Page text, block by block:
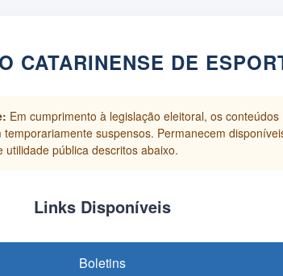
CATARINENSE DE
Em cumprimento à legislação eleitoral, os conteúdos
suspensos. Permanecem
utilidade pública descritos abaixo.
Links Disponíveis
Boletins